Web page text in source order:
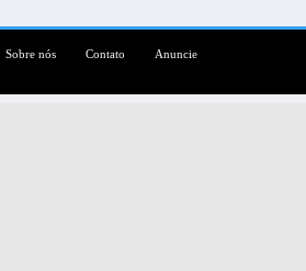
Sobre nós Contato Anuncie